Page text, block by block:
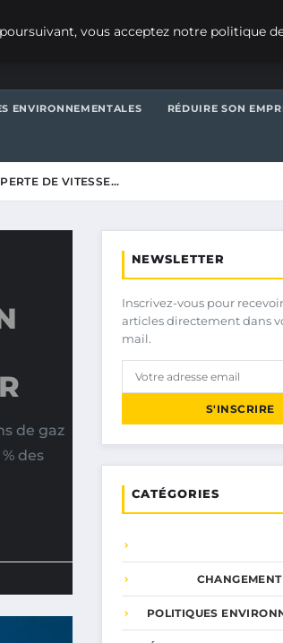
ENVIRONNEMENTALES RÉDUIRE SON
DE VITESSE…
de gaz
des
NEWSLETTER
Inscrivez-vous pour
articles directement dans
mail.
S'INSCRIRE
CATÉGORIES
POLITIQUES
vous acceptez notre politique